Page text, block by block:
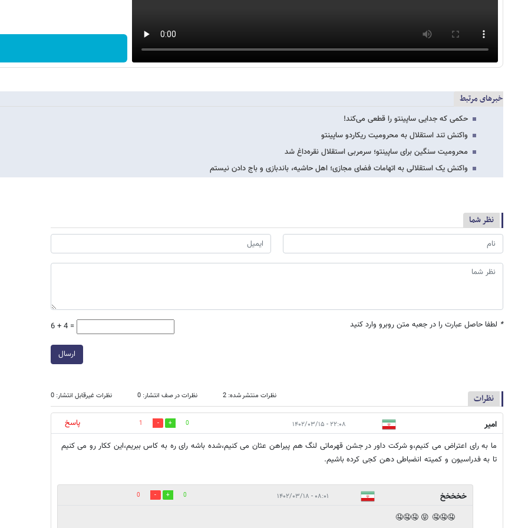
خبرهای مرتبط
حکمی که جدایی ساپینتو را قطعی می‌کند!
واکنش تند استقلال به محرومیت ریکاردو ساپینتو
محرومیت سنگین برای ساپینتو؛ سرمربی استقلال نقره‌داغ شد
واکنش یک استقلالی به اتهامات فضای مجازی؛ اهل حاشیه، باندبازی و باج دادن نیستم
نظر شما
* لطفا حاصل عبارت را در جعبه متن روبرو وارد کنید 6 + 4 =
ارسال
نظرات نظرات منتشر شده: 2 نظرات در صف انتشار: 0 نظرات غیرقابل انتشار: 0
امیر ۲۲:۰۸ - ۱۴۰۲/۰۳/۱۵ 0
1
پاسخ
ما به رای اعتراض می کنیم،و شرکت داور در جشن قهرماتی لنگ هم پیراهن عثان می کنیم،شده باشه رای ره به کاس ببریم،این ککار رو می کنیم
تا به فدراسیون و کمیته انضباطی دهن کجی کرده باشیم.
خخخخخ ۰۸:۰۱ - ۱۴۰۲/۰۳/۱۸ 0
0
🤤🤤🤤 😝 🤤🤤🤤